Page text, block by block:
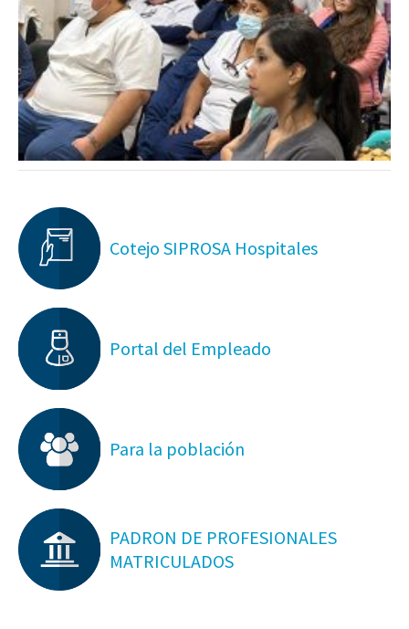
Cotejo SIPROSA Hospitales
Portal del Empleado
Para la población
PADRON DE PROFESIONALES
MATRICULADOS